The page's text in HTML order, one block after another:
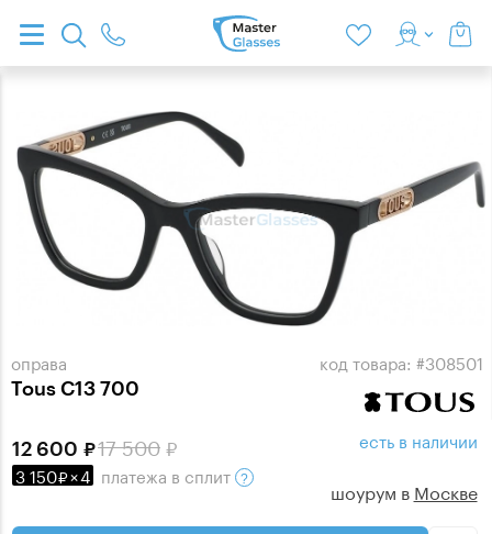
оправа
Tous C13 700
код товара: #308501
17 500
12 600
3 150 ×4 платежа в сплит
есть в наличии
шоурум в Москве